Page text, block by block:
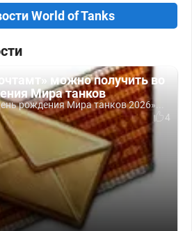
World of Tanks
можно получить во
Мира танков
рождения Мира танков 2026»...
4